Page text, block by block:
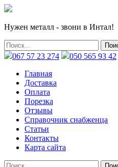
Нужен металл - звони в Интал!
067 57 23 274 050 565 93 42
Главная
Доставка
Оплата
Порезка
Отзывы
Справочник снабженца
Статьи
Контакты
Карта сайта